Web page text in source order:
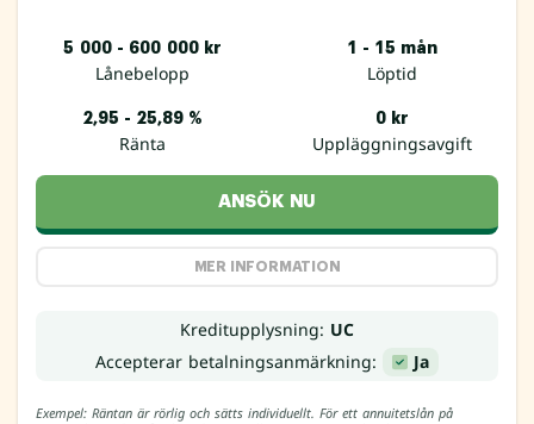
5 000 - 600 000 kr
Lånebelopp
1 - 15 mån
Löptid
2,95 - 25,89 %
Ränta
0 kr
Uppläggningsavgift
ANSÖK NU
MER INFORMATION
Kreditupplysning: UC
Accepterar betalningsanmärkning:
Ja
Exempel: Räntan är rörlig och sätts individuellt. För ett annuitetslån på